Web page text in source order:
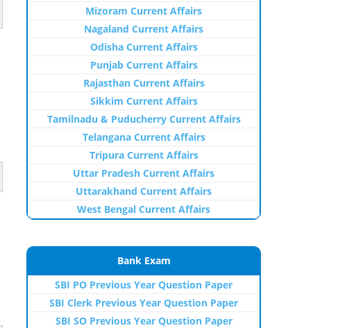
Mizoram Current Affairs
Nagaland Current Affairs
Odisha Current Affairs
Punjab Current Affairs
Rajasthan Current Affairs
Sikkim Current Affairs
Tamilnadu & Puducherry Current Affairs
Telangana Current Affairs
Tripura Current Affairs
Uttar Pradesh Current Affairs
Uttarakhand Current Affairs
West Bengal Current Affairs
Bank Exam
SBI PO Previous Year Question Paper
SBI Clerk Previous Year Question Paper
SBI SO Previous Year Question Paper